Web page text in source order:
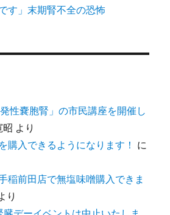
す」末期腎不全の恐怖
性嚢胞腎」の市民講座を開催し
より
購入できるようになります！ に
稲前田店で無塩味噌購入できま
り